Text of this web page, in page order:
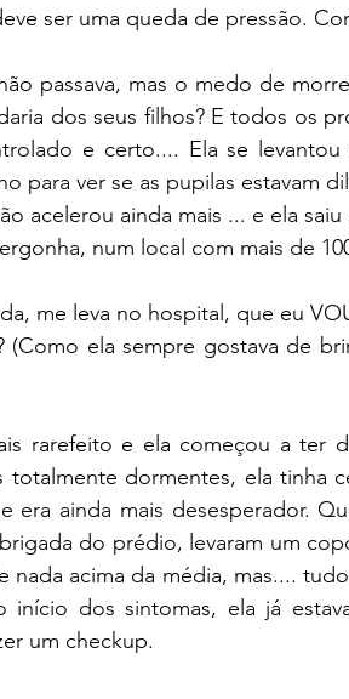
ser uma queda de pressão.
passava, mas o medo de
dos seus filhos? E todos os
e certo.... Ela se
para ver se as pupilas estavam
acelerou ainda mais ... e ela
num local com mais de
me leva no hospital, que eu
(Como ela sempre gostava de
rarefeito e ela começou a ter
dormentes, ela tinha
era ainda mais desesperador.
do prédio, levaram um
nada acima da média, mas....
dos sintomas, ela já
um checkup.